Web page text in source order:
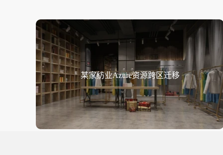
某家纺业Azure资源跨区迁移